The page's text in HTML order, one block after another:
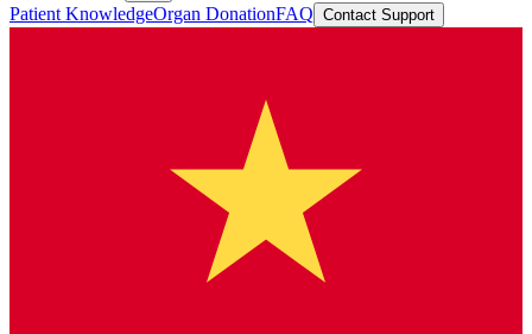
Patient KnowledgeOrgan DonationFAQ Contact Support